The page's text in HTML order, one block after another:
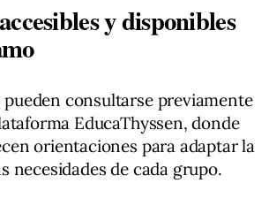
y disponibles
consultarse previamente
EducaThyssen, donde
orientaciones para adaptar la
necesidades de cada grupo.